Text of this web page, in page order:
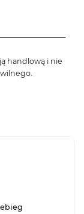
handlową i nie